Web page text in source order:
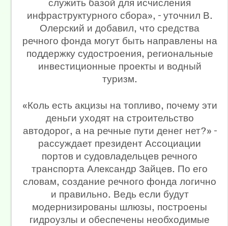
инфраструктурного сбора», – уточнил В.
Олерский и добавил, что средства
речного фонда могут быть направлены на
поддержку судостроения, региональные
инвестиционные проекты и водный
туризм.
«Коль есть акцизы на топливо, почему эти
деньги уходят на строительство
автодорог, а на речные пути денег нет?» –
рассуждает президент Ассоциации
портов и судовладельцев речного
транспорта Александр Зайцев. По его
словам, создание речного фонда логично
и правильно. Ведь если будут
модернизированы шлюзы, построены
гидроузлы и обеспечены необходимые